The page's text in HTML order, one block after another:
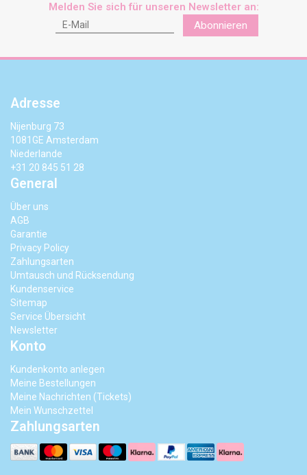
Melden Sie sich für unseren Newsletter an:
Abonnieren
Adresse
Nijenburg 73
1081GE Amsterdam
Niederlande
+31 20 845 51 28
General
Über uns
AGB
Garantie
Privacy Policy
Zahlungsarten
Umtausch und Rücksendung
Kundenservice
Sitemap
Service Übersicht
Newsletter
Konto
Kundenkonto anlegen
Meine Bestellungen
Meine Nachrichten (Tickets)
Mein Wunschzettel
Zahlungsarten